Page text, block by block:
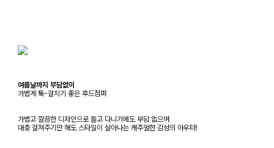
여름날까지 부담없이
가볍게 툭-걸치기 좋은 후드점퍼
가볍고 깔끔한 디자인으로 들고 다니기에도 부담 없으며
대충 걸쳐주기만 해도 스타일이 살아나는 캐주얼한 감성의 아우터!